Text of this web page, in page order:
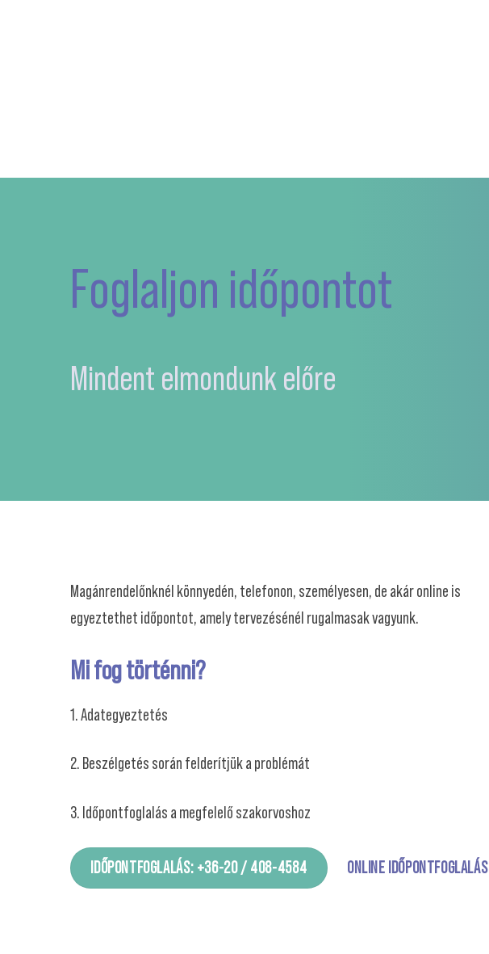
Foglaljon időpontot
Mindent elmondunk előre
Magánrendelőnknél könnyedén, telefonon, személyesen, de akár online is
egyeztethet időpontot, amely tervezésénél rugalmasak vagyunk.
Mi fog történni?
1. Adategyeztetés
2. Beszélgetés során felderítjük a problémát
3. Időpontfoglalás a megfelelő szakorvoshoz
IDŐPONTFOGLALÁS: +36-20 / 408-4584 ONLINE IDŐPONTFOGLALÁS